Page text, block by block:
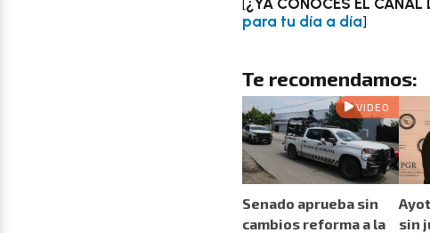
para tu día a día]
Te recomendamos:
VIDEO
Senado aprueba sin
cambios reforma a la
sin